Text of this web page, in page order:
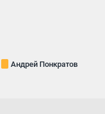
Андрей Понкратов